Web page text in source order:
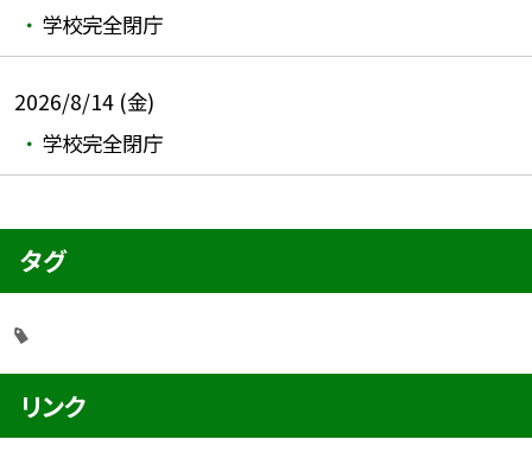
学校完全閉庁
2026/8/14 (金)
学校完全閉庁
タグ
リンク